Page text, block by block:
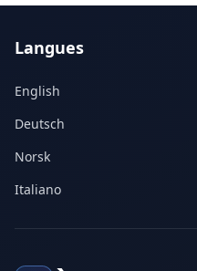
Langues
English
Deutsch
Norsk
Italiano